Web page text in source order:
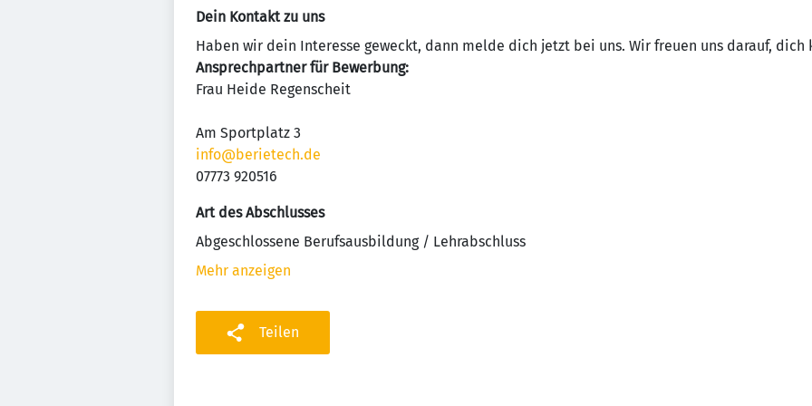
Dein Kontakt zu uns
Haben wir dein Interesse geweckt, dann melde dich jetzt bei uns. Wir freuen uns darauf, dich
Ansprechpartner für Bewerbung:
Frau Heide Regenscheit
Am Sportplatz 3
info@berietech.de
07773 920516
Art des Abschlusses
Abgeschlossene Berufsausbildung / Lehrabschluss
Mehr anzeigen
Teilen